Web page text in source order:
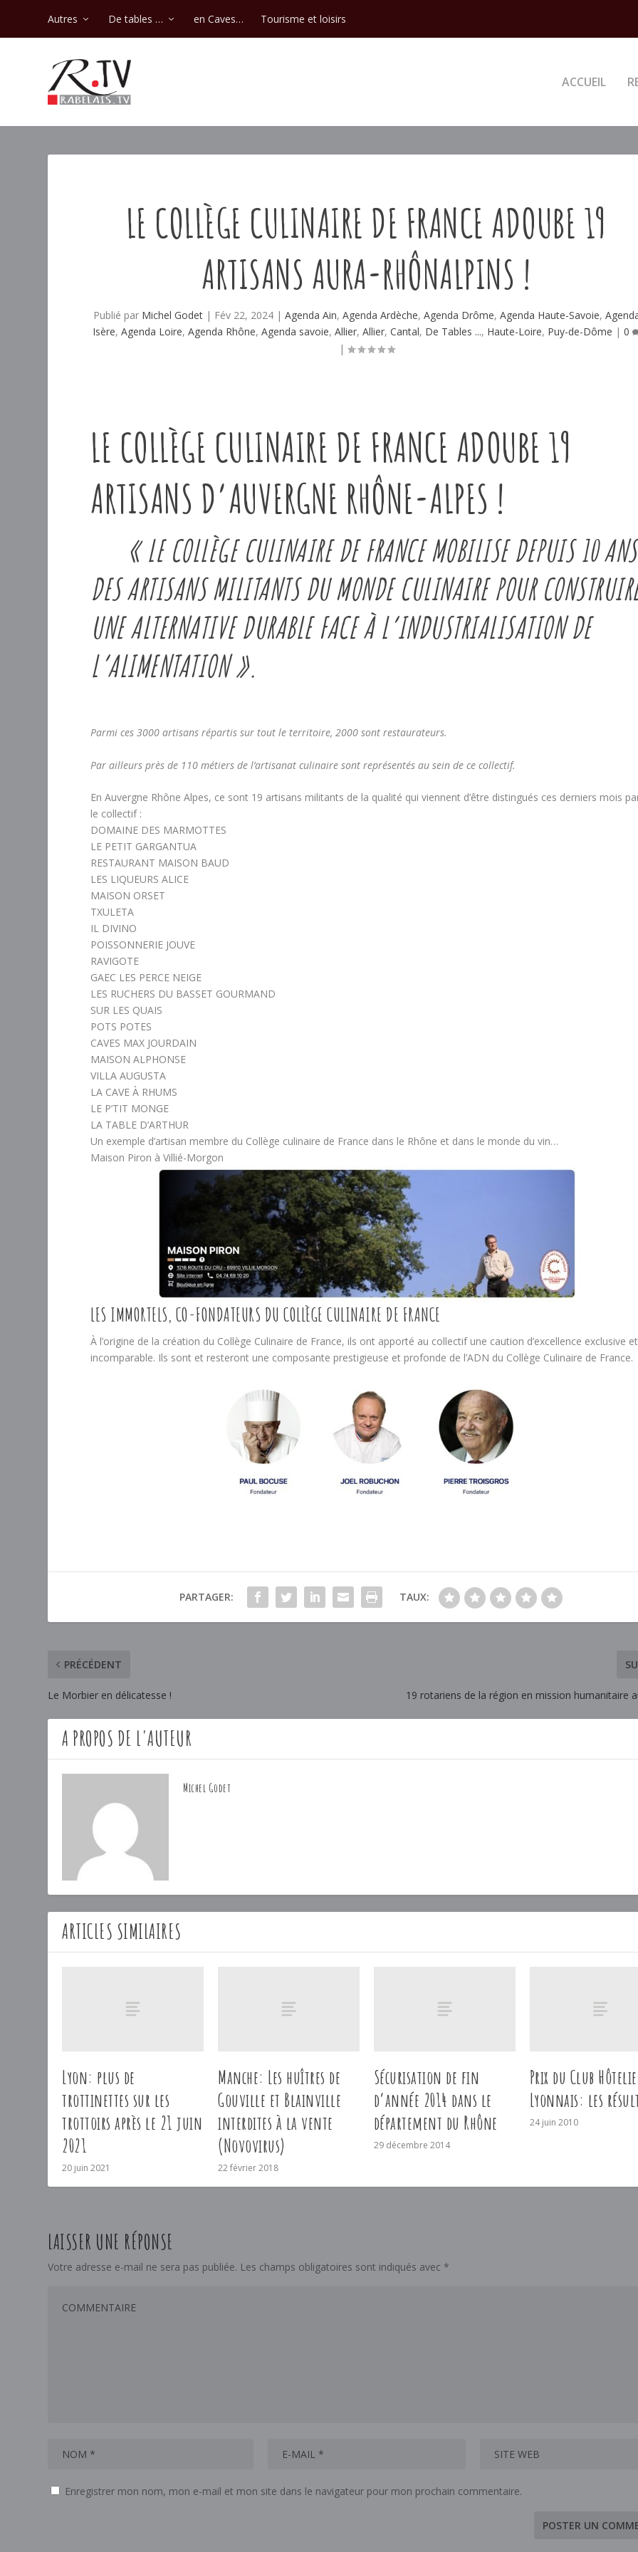
Autres De tables … en Caves… Tourisme et loisirs
ACCUEIL
LE COLLÈGE CULINAIRE DE FRANCE ADOUBE 19
ARTISANS AURA-RHÔNALPINS !
Publié par Michel Godet| Fév 22, 2024| Agenda Ain, Agenda Ardèche, Agenda Drôme, Agenda Haute-Savoie,
Isère, Agenda Loire, Agenda Rhône, Agenda savoie, Allier, Allier, Cantal, De Tables ..., Haute-Loire, Puy-de-Dôme | 0
|
LE COLLÈGE CULINAIRE DE FRANCE ADOUBE 19
ARTISANS D’AUVERGNE RHÔNE-ALPES !
« LE COLLÈGE CULINAIRE DE FRANCE MOBILISE DEPUIS 10 ANS
DES ARTISANS MILITANTS DU MONDE CULINAIRE POUR
UNE ALTERNATIVE DURABLE FACE À L’INDUSTRIALISATION DE
L’ALIMENTATION ».
Parmi ces 3000 artisans répartis sur tout le territoire, 2000 sont restaurateurs.
Par ailleurs près de 110 métiers de l’artisanat culinaire sont représentés au sein de ce collectif.
En Auvergne Rhône Alpes, ce sont 19 artisans militants de la qualité qui viennent d’être distingués ces derniers mois
le collectif :
DOMAINE DES MARMOTTES
LE PETIT GARGANTUA
RESTAURANT MAISON BAUD
LES LIQUEURS ALICE
MAISON ORSET
TXULETA
IL DIVINO
POISSONNERIE JOUVE
RAVIGOTE
GAEC LES PERCE NEIGE
LES RUCHERS DU BASSET GOURMAND
SUR LES QUAIS
POTS POTES
CAVES MAX JOURDAIN
MAISON ALPHONSE
VILLA AUGUSTA
LA CAVE À RHUMS
LE P’TIT MONGE
LA TABLE D’ARTHUR
Un exemple d’artisan membre du Collège culinaire de France dans le Rhône et dans le monde du vin…
Maison Piron à Villié-Morgon
LES IMMORTELS, CO-FONDATEURS DU COLLÈGE CULINAIRE DE FRANCE
À l’origine de la création du Collège Culinaire de France, ils ont apporté au collectif une caution d’excellence exclusive et
incomparable. Ils sont et resteront une composante prestigieuse et profonde de l’ADN du Collège Culinaire de France.
PARTAGER: TAUX:
PRÉCÉDENT
Le Morbier en délicatesse ! 19 rotariens de la région en mission humanitaire
A PROPOS DE L'AUTEUR
Michel Godet
ARTICLES SIMILAIRES
Lyon: plus de
trottinettes sur les
trottoirs après le 21 juin
2021
20 juin 2021
Manche: Les huîtres de
Gouville et Blainville
interdites à la vente
(Novovirus)
22 février 2018
Sécurisation de fin
d’année 2014 dans le
département du Rhône
29 décembre 2014
Prix du Club
Lyonnais: les
24 juin 2010
LAISSER UNE RÉPONSE
Votre adresse e-mail ne sera pas publiée. Les champs obligatoires sont indiqués avec *
Enregistrer mon nom, mon e-mail et mon site dans le navigateur pour mon prochain commentaire.